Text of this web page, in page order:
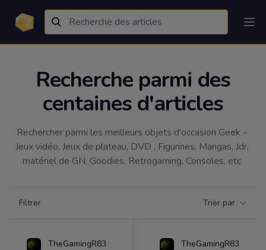
Recherche parmi des
centaines d'articles
Rechercher parmi les meilleurs objets d'occasion Geek -
Jeux vidéo, Jeux de plateau, DVD , Figurines, Mangas, Jdr,
matériel de GN, Goodies, Retrogaming, Consoles, etc
Filtrer Trier par
TheGamingR83 TheGamingR83